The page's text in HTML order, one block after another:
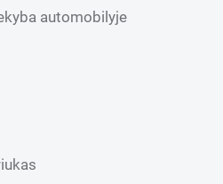
automobilyje